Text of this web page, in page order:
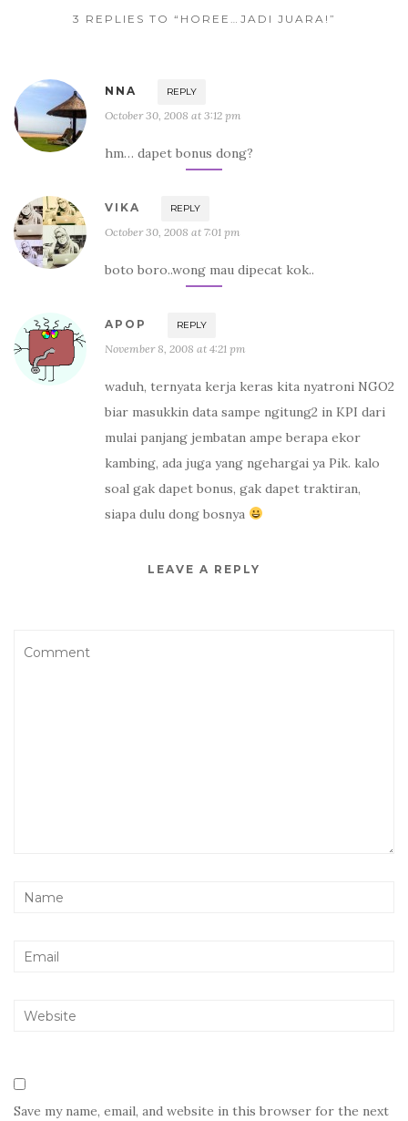
3 REPLIES TO “HOREE…JADI JUARA!”
NNA REPLY
October 30, 2008 at 3:12 pm
hm… dapet bonus dong?
VIKA REPLY
October 30, 2008 at 7:01 pm
boto boro..wong mau dipecat kok..
APOP REPLY
November 8, 2008 at 4:21 pm
waduh, ternyata kerja keras kita nyatroni NGO2
biar masukkin data sampe ngitung2 in KPI dari
mulai panjang jembatan ampe berapa ekor
kambing, ada juga yang ngehargai ya Pik. kalo
soal gak dapet bonus, gak dapet traktiran,
siapa dulu dong bosnya
LEAVE A REPLY
Save my name, email, and website in this browser for the next